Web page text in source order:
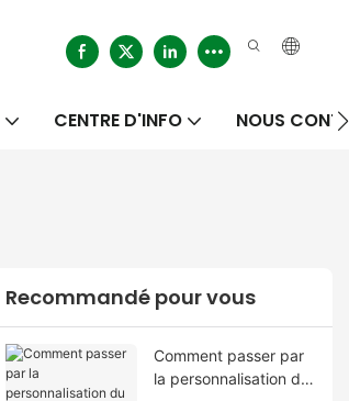
CENTRE D'INFO NOUS
Recommandé pour vous
Comment passer par
la personnalisation du